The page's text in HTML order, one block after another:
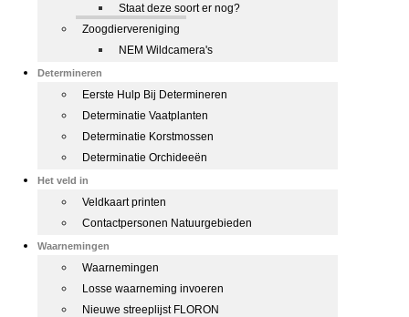
Staat deze soort er nog?
Zoogdiervereniging
NEM Wildcamera's
Determineren
Eerste Hulp Bij Determineren
Determinatie Vaatplanten
Determinatie Korstmossen
Determinatie Orchideeën
Het veld in
Veldkaart printen
Contactpersonen Natuurgebieden
Waarnemingen
Waarnemingen
Losse waarneming invoeren
Nieuwe streeplijst FLORON